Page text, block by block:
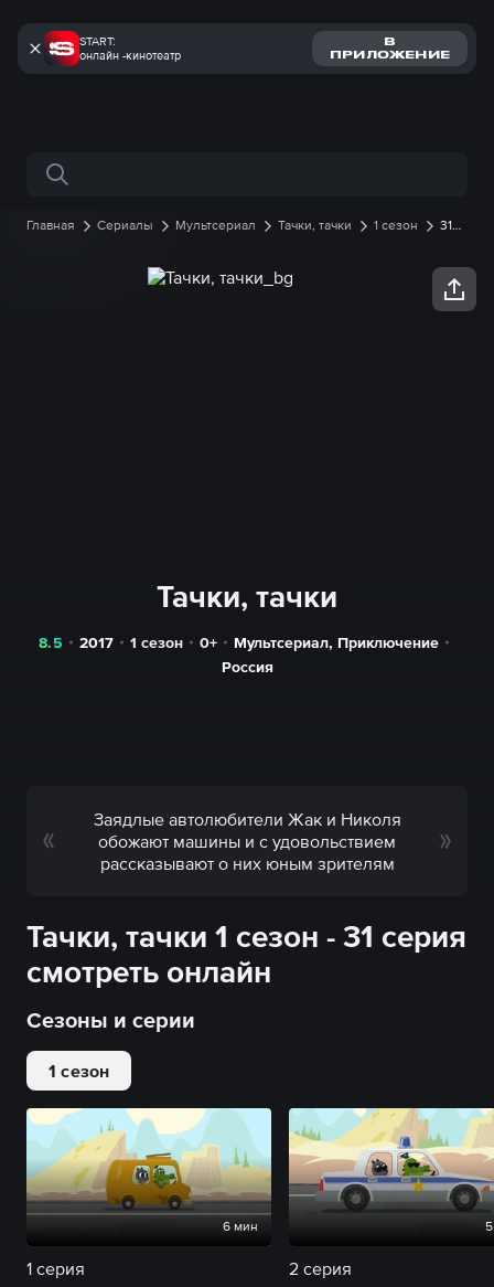
START:
онлайн -кинотеатр
В
ПРИЛОЖЕНИЕ
Поиск по сайту
Главная Сериалы Мультсериал Тачки, тачки 1 сезон
31
Тачки, тачки
8.5 2017 1 сезон 0+ Мультсериал, Приключение
Россия
Заядлые автолюбители Жак и Николя
обожают машины и с удовольствием
рассказывают о них юным зрителям
Тачки, тачки 1 сезон - 31 серия
смотреть онлайн
Сезоны и серии
1 сезон
6 мин
1 серия 2 серия